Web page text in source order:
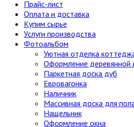
Прайс-лист
Оплата и доставка
Купим сырье
Услуги производства
Фотоальбом
Уютная отделка
Оформление деревянной
Паркетная доска дуб
Евровагонка
Наличник
Массивная доска для
Нащельник
Оформление окна